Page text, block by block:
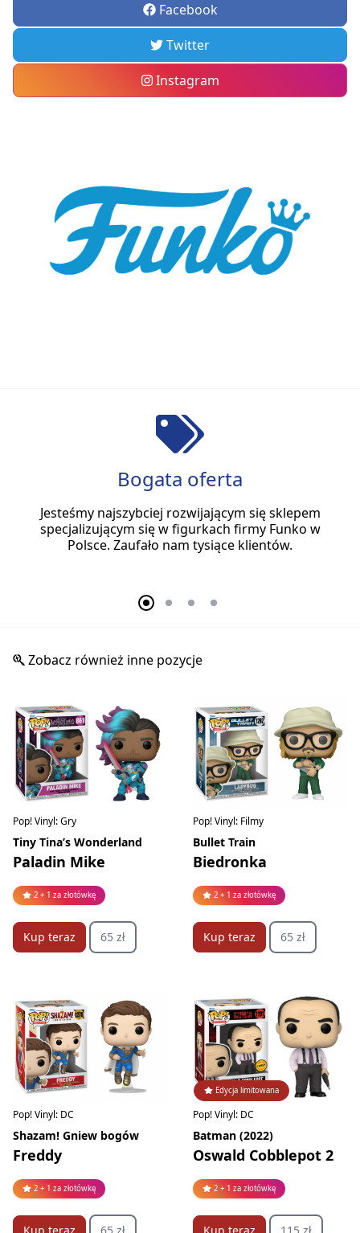
Facebook
Twitter
Instagram
Bogata oferta
Jesteśmy najszybciej rozwijającym się sklepem
specjalizującym się w figurkach firmy Funko w
Polsce. Zaufało nam tysiące klientów.
Zobacz również inne pozycje
Pop! Vinyl: Gry
Tiny Tina’s Wonderland
Paladin Mike
2 + 1 za złotówkę
Kup teraz 65 zł
Pop! Vinyl: Filmy
Bullet Train
Biedronka
2 + 1 za złotówkę
Kup teraz 65 zł
Pop! Vinyl: DC
Shazam! Gniew bogów
Freddy
2 + 1 za złotówkę
Edycja limitowana
Pop! Vinyl: DC
Batman (2022)
Oswald Cobblepot 2
2 + 1 za złotówkę